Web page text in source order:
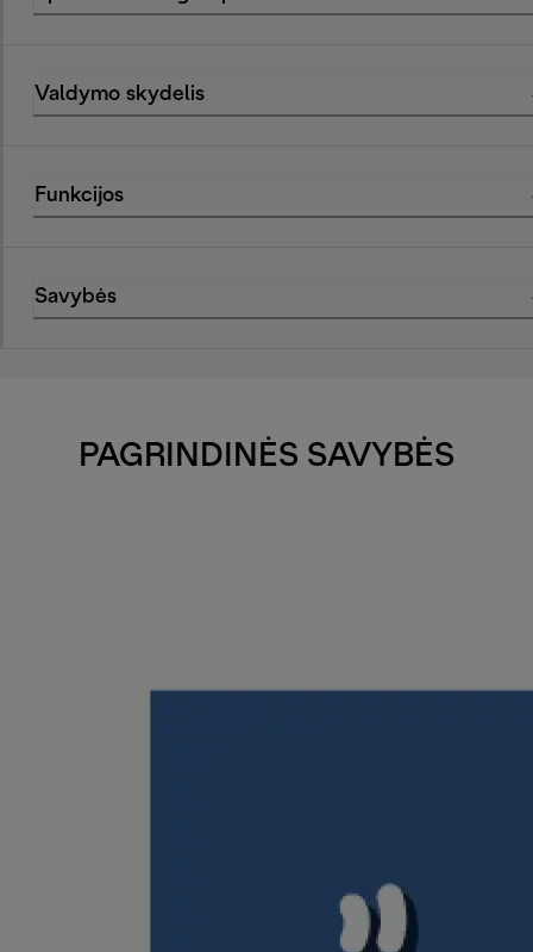
Valdymo skydelis
Funkcijos
Savybės
PAGRINDINĖS SAVYBĖS